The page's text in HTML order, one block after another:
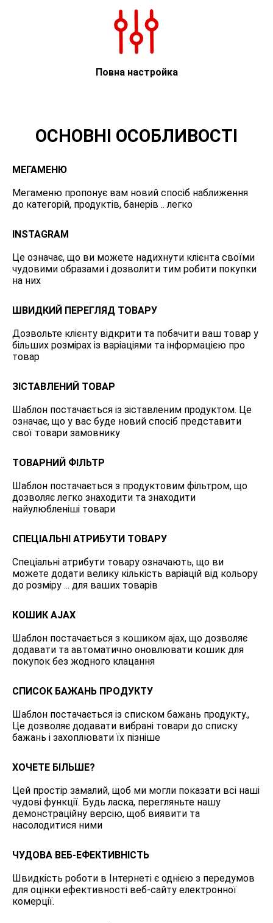
Повна настройка
ОСНОВНІ ОСОБЛИВОСТІ
МЕГАМЕНЮ
Мегаменю пропонує вам новий спосіб наближення
до категорій, продуктів, банерів .. легко
INSTAGRAM
Це означає, що ви можете надихнути клієнта своїми
чудовими образами і дозволити тим робити покупки
на них
ШВИДКИЙ ПЕРЕГЛЯД ТОВАРУ
Дозвольте клієнту відкрити та побачити ваш товар у
більших розмірах із варіаціями та інформацією про
товар
ЗІСТАВЛЕНИЙ ТОВАР
Шаблон постачається із зіставленим продуктом. Це
означає, що у вас буде новий спосіб представити
свої товари замовнику
ТОВАРНИЙ ФІЛЬТР
Шаблон постачається з продуктовим фільтром, що
дозволяє легко знаходити та знаходити
найулюбленіші товари
СПЕЦІАЛЬНІ АТРИБУТИ ТОВАРУ
Спеціальні атрибути товару означають, що ви
можете додати велику кількість варіацій від кольору
до розміру ... для ваших товарів
КОШИК AJAX
Шаблон постачається з кошиком ajax, що дозволяє
додавати та автоматично оновлювати кошик для
покупок без жодного клацання
СПИСОК БАЖАНЬ ПРОДУКТУ
Шаблон постачається із списком бажань продукту.,
Це дозволяє додавати вибрані товари до списку
бажань і захоплювати їх пізніше
ХОЧЕТЕ БІЛЬШЕ?
Цей простір замалий, щоб ми могли показати всі наші
чудові функції. Будь ласка, перегляньте нашу
демонстраційну версію, щоб виявити та
насолодитися ними
ЧУДОВА ВЕБ-ЕФЕКТИВНІСТЬ
Швидкість роботи в Інтернеті є однією з передумов
для оцінки ефективності веб-сайту електронної
комерції.